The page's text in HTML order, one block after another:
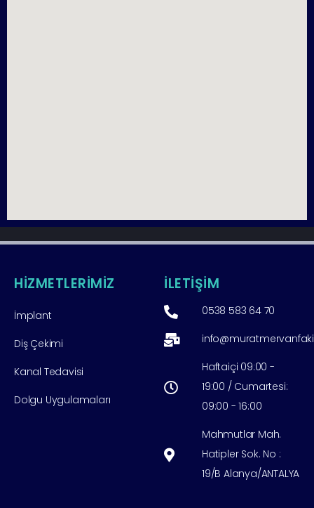
HİZMETLERİMİZ
İmplant
Diş Çekimi
Kanal Tedavisi
Dolgu Uygulamaları
İLETİŞİM
0538 583 64 70
Haftaiçi 09:00 -
19:00 / Cumartesi:
09:00 - 16:00
Mahmutlar Mah.
Hatipler Sok. No :
19/B Alanya/ANTALYA